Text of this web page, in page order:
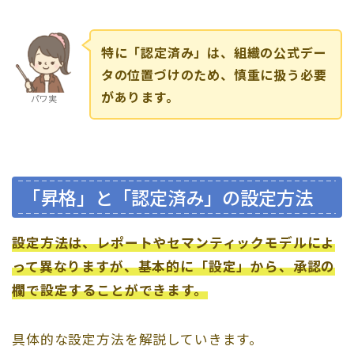
パワ実
特に「認定済み」は、組織の公式デー
タの位置づけのため、慎重に扱う必要
があります。
「昇格」と「認定済み」の設定方法
設定方法は、レポートやセマンティックモデルによ
って異なりますが、基本的に「設定」から、承認の
欄で設定することができます。
具体的な設定方法を解説していきます。